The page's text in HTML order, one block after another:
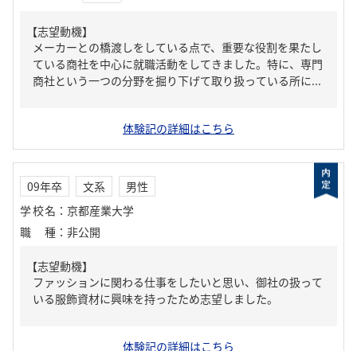
【志望動機】
メーカーとの橋渡しをしている点で、重要な役割を果たし
ている商社を中心に就職活動をしてきました。特に、専門
商社という一つの分野を掘り下げて取り扱っている所に...
体験記の詳細はこちら
09年卒 文系
男性
学校名 ： 京都産業大学
職種 ： 非公開
【志望動機】
ファッションに関わる仕事をしたいと思い、御社の扱って
いる服飾資材に興味を持ったため志望しました。
体験記の詳細はこちら